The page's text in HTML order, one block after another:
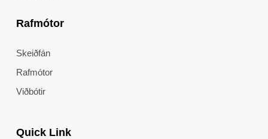
Rafmótor
Skeiðfán
Rafmótor
Viðbótir
Quick Link